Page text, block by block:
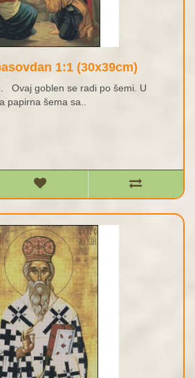
1:1 (30x39cm)
Ovaj goblen se radi po šemi. U
papirna šema sa..